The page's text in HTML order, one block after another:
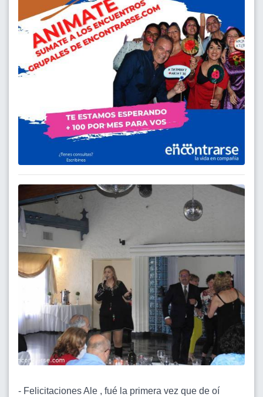
- Felicitaciones Ale , fué la primera vez que de oí